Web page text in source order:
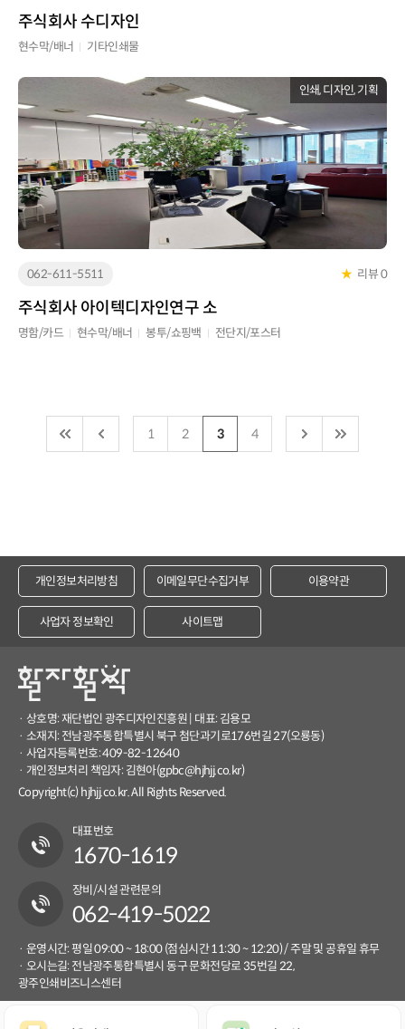
주식회사 수디자인
현수막/배너 기타인쇄물
인쇄, 디자인, 기획
062-611-5511 ★ 리뷰 0
주식회사 아이텍디자인연구 소
명함/카드 현수막/배너 봉투/쇼핑백 전단지/포스터
1 2 3 4
개인정보처리방침 이메일무단수집거부 이용약관
사업자 정보확인 사이트맵
· 상호명: 재단법인 광주디자인진흥원 | 대표: 김용모
· 소재지: 전남광주통합특별시 북구 첨단과기로176번길 27(오룡동)
· 사업자등록번호: 409-82-12640
· 개인정보처리 책임자: 김현아(gpbc@hjhjj.co.kr)
Copyright(c) hjhjj.co.kr. All Rights Reserved.
대표번호
1670-1619
장비/시설 관련문의
062-419-5022
· 운영시간: 평일 09:00 ~ 18:00 (점심시간 11:30 ~ 12:20) / 주말 및 공휴일 휴무
· 오시는길: 전남광주통합특별시 동구 문화전당로 35번길 22,
광주인쇄비즈니스센터